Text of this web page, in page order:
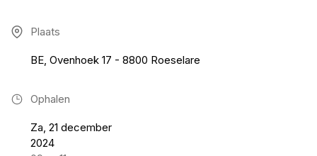
Plaats
BE, Ovenhoek 17 - 8800 Roeselare
Ophalen
Za, 21 december
2024